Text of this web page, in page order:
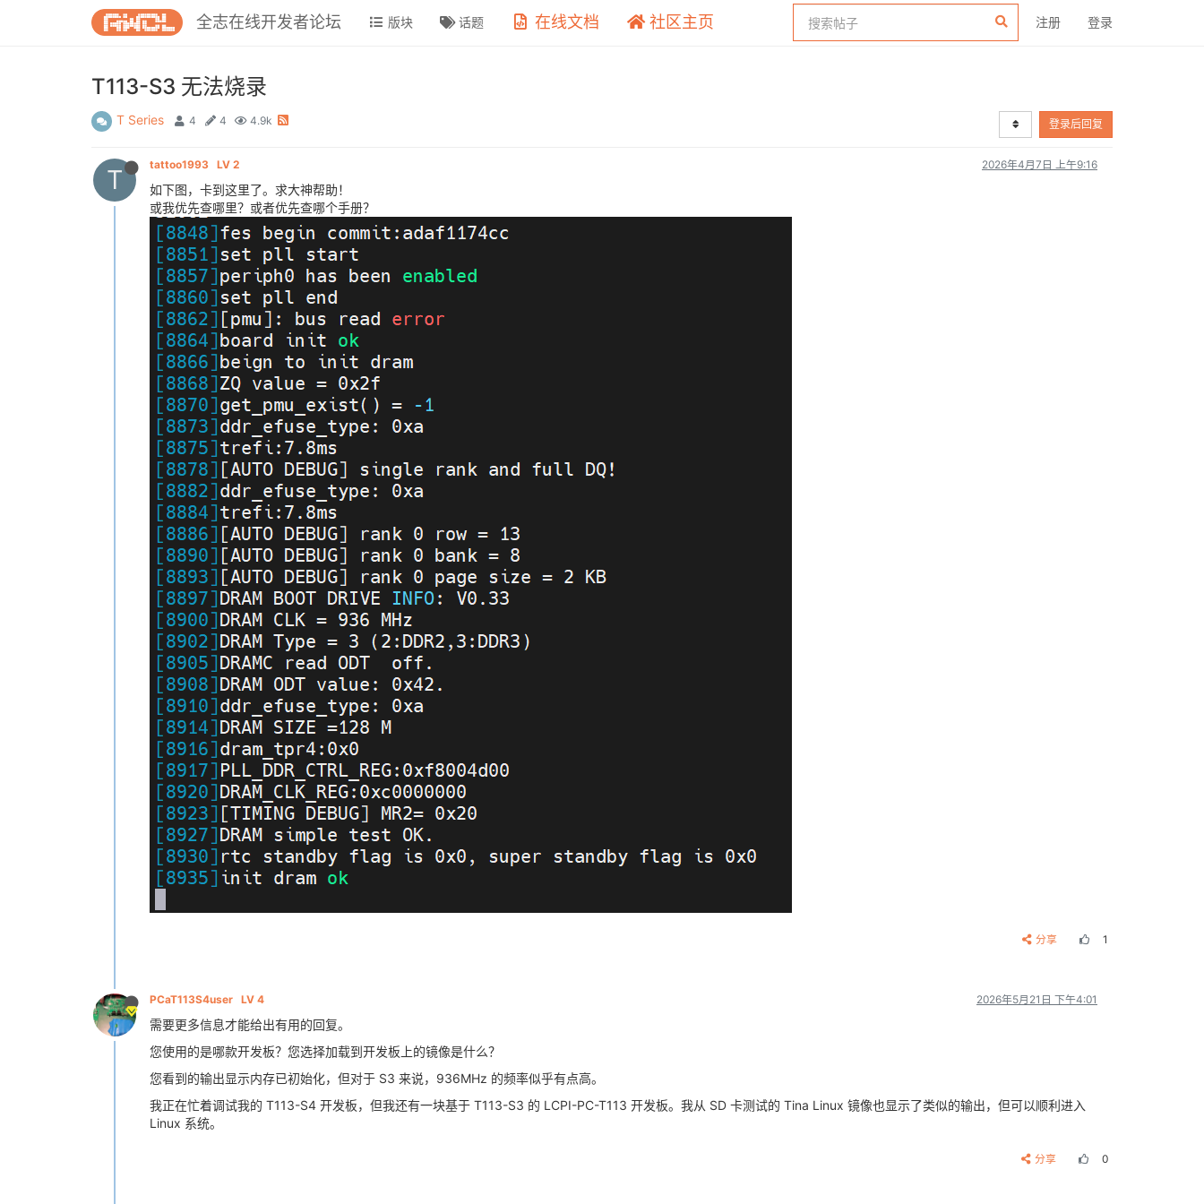
全志在线开发者论坛 注册 登录
版块 话题 在线文档 社区主页
T113-S3 无法烧录
T Series 4 4 4.9k 登录后回复
T tattoo1993 LV 2 2026年4月7日 上午9:16
如下图，卡到这里了。求大神帮助！
或我优先查哪里？或者优先查哪个手册？
分享 1
PCaT113S4user LV 4 2026年5月21日 下午4:01
需要更多信息才能给出有用的回复。
您使用的是哪款开发板？您选择加载到开发板上的镜像是什么？
您看到的输出显示内存已初始化，但对于 S3 来说，936MHz 的频率似乎有点高。
我正在忙着调试我的 T113-S4 开发板，但我还有一块基于 T113-S3 的 LCPI-PC-T113 开发板。我从 SD 卡测试的 Tina Linux 镜像也显示了类似的输出，但可以顺利进入
Linux 系统。
分享 0